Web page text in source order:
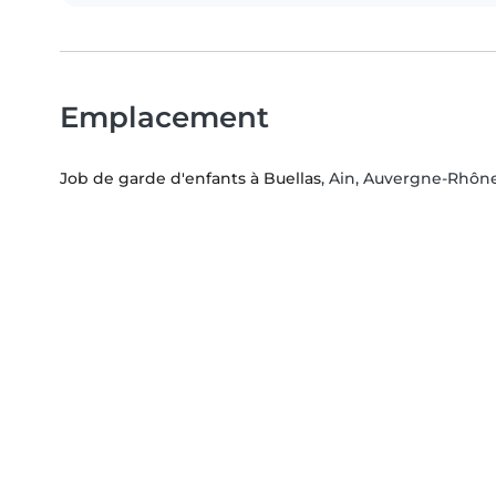
Emplacement
Job de garde d'enfants à Buellas, Ain, Auvergne-